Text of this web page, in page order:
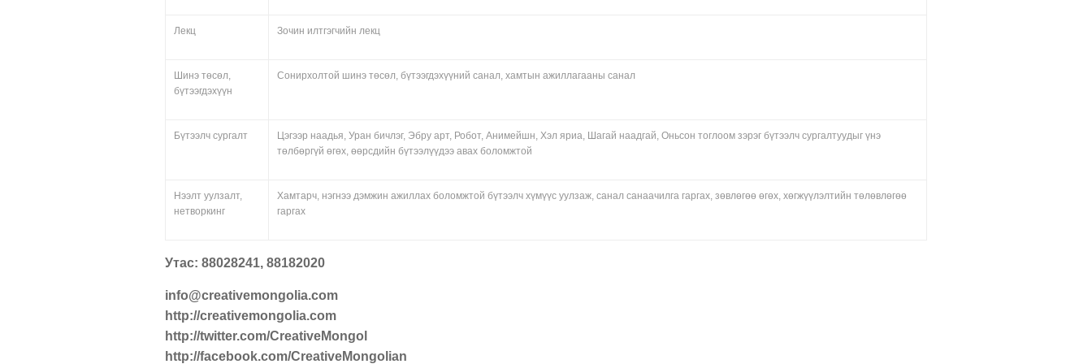
Лекц Зочин илтгэгчийн лекц
Шинэ төсөл,
бүтээгдэхүүн
Сонирхолтой шинэ төсөл, бүтээгдэхүүний санал, хамтын ажиллагааны санал
Бүтээлч сургалт
Цэгээр наадья, Уран бичлэг, Эбру арт, Робот, Анимейшн, Хэл яриа, Шагай наадгай, Оньсон тоглоом зэрэг бүтээлч сургалтуудыг үнэ
төлбөргүй өгөх, өөрсдийн бүтээлүүдээ авах боломжтой
Нээлт уулзалт,
нетворкинг
Хамтарч, нэгнээ дэмжин ажиллах боломжтой бүтээлч хүмүүс уулзаж, санал санаачилга гаргах, зөвлөгөө өгөх, хөгжүүлэлтийн төлөвлөгөө
гаргах
Утас: 88028241, 88182020
info@creativemongolia.com
http://creativemongolia.com
http://twitter.com/CreativeMongol
http://facebook.com/CreativeMongolian